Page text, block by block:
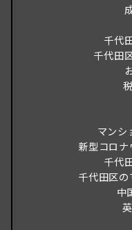
千代
千代田
マンシ
新型コロ
千代
千代田区
中